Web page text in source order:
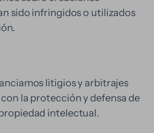
sido infringidos o utilizados
litigios y arbitrajes
la protección y defensa de
intelectual.